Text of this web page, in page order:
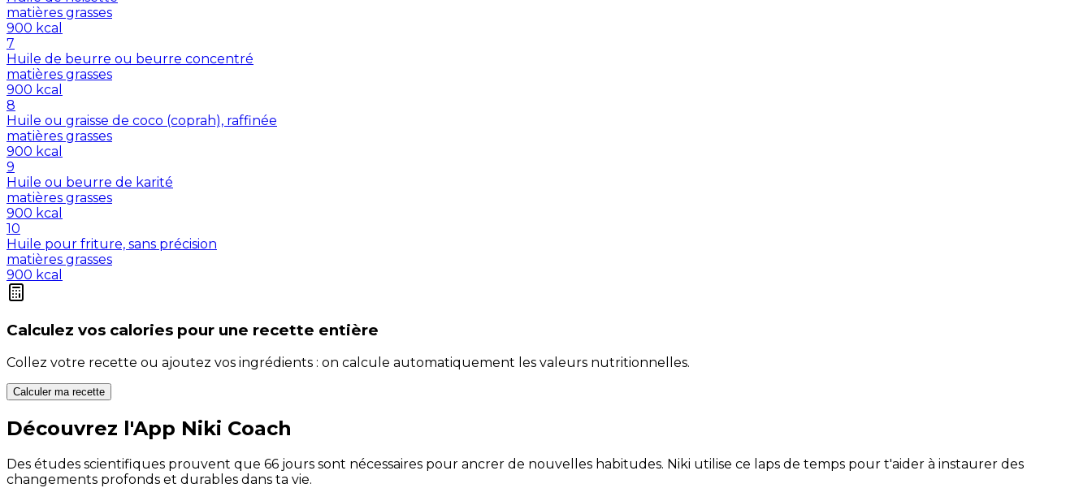
matières grasses
900 kcal
7
Huile de beurre ou beurre concentré
matières grasses
900 kcal
8
Huile ou graisse de coco (coprah), raffinée
matières grasses
900 kcal
9
Huile ou beurre de karité
matières grasses
900 kcal
10
Huile pour friture, sans précision
matières grasses
900 kcal
Calculez vos calories pour une recette entière
Collez votre recette ou ajoutez vos ingrédients : on calcule automatiquement les valeurs nutritionnelles.
Calculer ma recette
Découvrez l'App Niki Coach
Des études scientifiques prouvent que 66 jours sont nécessaires pour ancrer de nouvelles habitudes. Niki utilise ce laps de temps pour t'aider à instaurer des
changements profonds et durables dans ta vie.